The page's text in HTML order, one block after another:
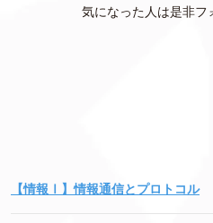
気になった人は是非フ
【情報Ⅰ】情報通信とプロトコル